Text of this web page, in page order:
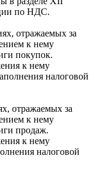
по НДС.
отражаемых за
к нему
покупок.
к нему
налоговой
отражаемых за
к нему
продаж.
к нему
налоговой